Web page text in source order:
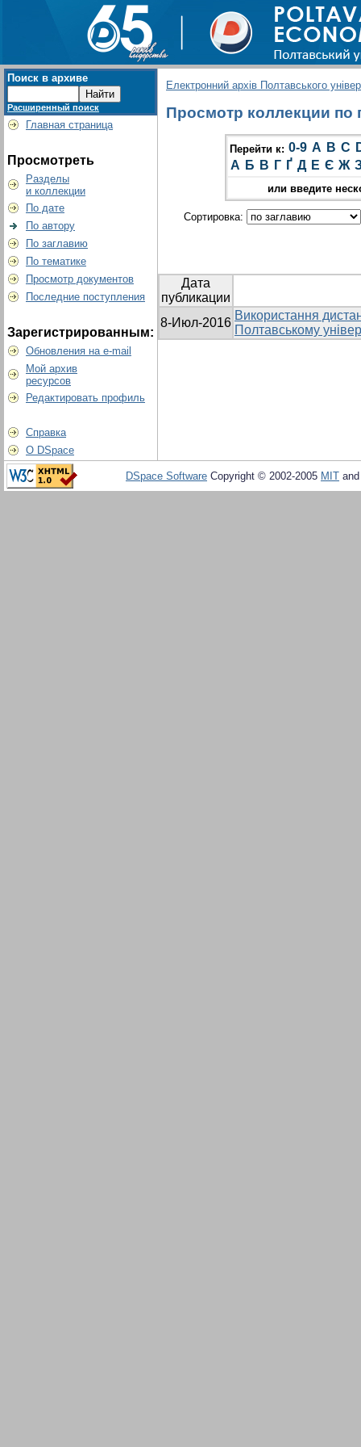
Поиск в архиве
Расширенный поиск
Главная страница
Просмотреть
Разделы
и коллекции
По дате
По автору
По заглавию
По тематике
Просмотр документов
Последние поступления
Зарегистрированным:
Обновления на e-mail
Мой архив
ресурсов
Редактировать профиль
Справка
О DSpace
Електронний архів Полтавського
Просмотр коллекции по
Перейти к: 0-9 A B C
А Б В Г Ґ Д Е Є Ж
или введите
Сортировка:
Дата
публикации
8-Июл-2016
Використання
Полтавському
DSpace Software Copyright © 2002-2005 MIT